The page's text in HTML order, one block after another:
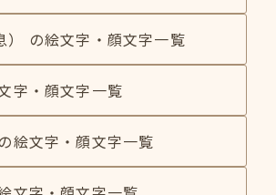
） の絵文字・顔文字一覧
字・顔文字一覧
絵文字・顔文字一覧